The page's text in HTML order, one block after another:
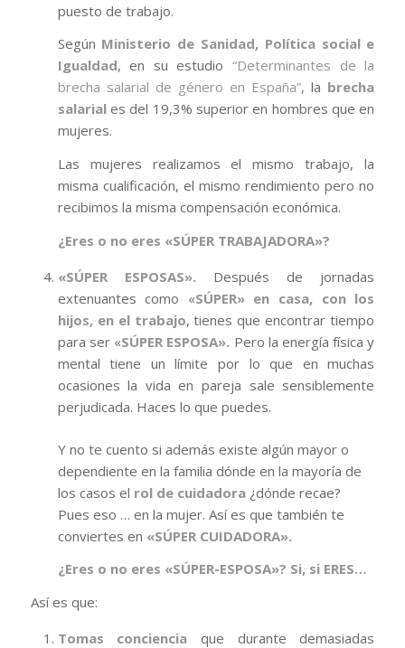
puesto de trabajo.
Según Ministerio de Sanidad, Política social e
Igualdad, en su estudio“Determinantes de la
brecha salarial de género en España”, la brecha
salarial es del 19,3% superior en hombres que en
mujeres.
Las mujeres realizamos el mismo trabajo, la
misma cualificación, el mismo rendimiento pero no
recibimos la misma compensación económica.
¿Eres o no eres «SÚPER TRABAJADORA»?
«SÚPER ESPOSAS». Después de jornadas
extenuantes como «SÚPER» en casa, con los
hijos, en el trabajo, tienes que encontrar tiempo
para ser «SÚPER ESPOSA». Pero la energía física y
mental tiene un límite por lo que en muchas
ocasiones la vida en pareja sale sensiblemente
perjudicada. Haces lo que puedes.
Y no te cuento si además existe algún mayor o
dependiente en la familia dónde en la mayoría de
los casos el rol de cuidadora¿dónde recae?
Pues eso … en la mujer. Así es que también te
conviertes en «SÚPER CUIDADORA».
¿Eres o no eres «SÚPER-ESPOSA»? Si, si ERES…
Así es que:
Tomas conciencia que durante demasiadas